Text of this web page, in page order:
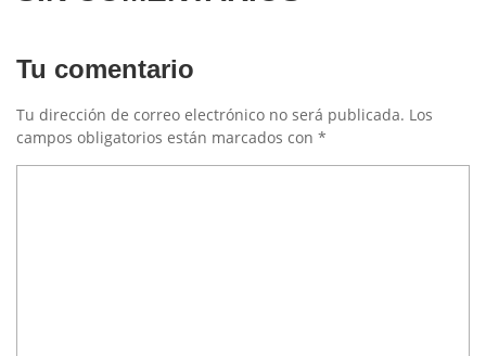
Tu comentario
Tu dirección de correo electrónico no será publicada. Los
campos obligatorios están marcados con *